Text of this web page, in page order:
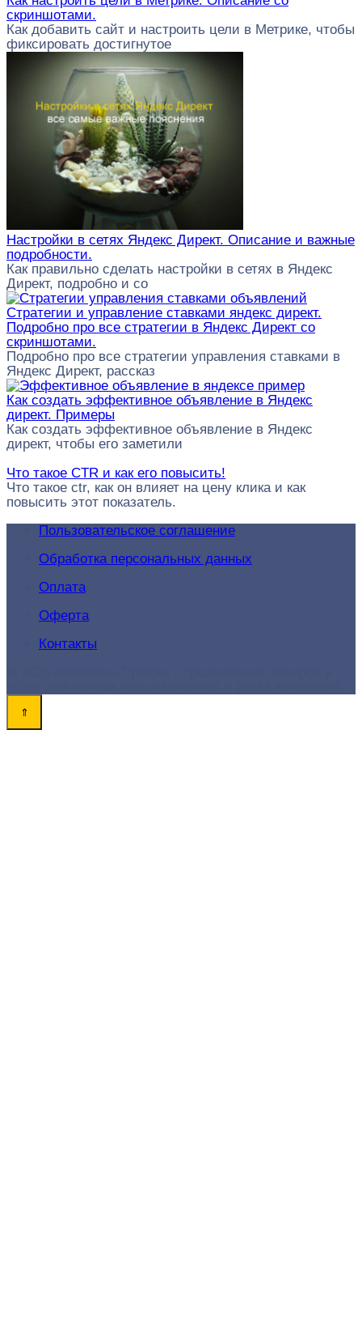
скриншотами.
Как добавить сайт и настроить цели в Метрике, чтобы
фиксировать достигнутое
Настройки в сетях Яндекс Директ. Описание и важные
подробности.
Как правильно сделать настройки в сетях в Яндекс
Директ, подробно и со
Стратегии и управление ставками яндекс директ.
Подробно про все стратегии в Яндекс Директ со
скриншотами.
Подробно про все стратегии управления ставками в
Яндекс Директ, рассказ
Как создать эффективное объявление в Яндекс
директ. Примеры
Как создать эффективное объявление в Яндекс
директ, чтобы его заметили
Что такое CTR и как его повысить!
Что такое ctr, как он влияет на цену клика и как
повысить этот показатель.
Пользовательское соглашение
Обработка персональных данных
Оплата
Оферта
Контакты